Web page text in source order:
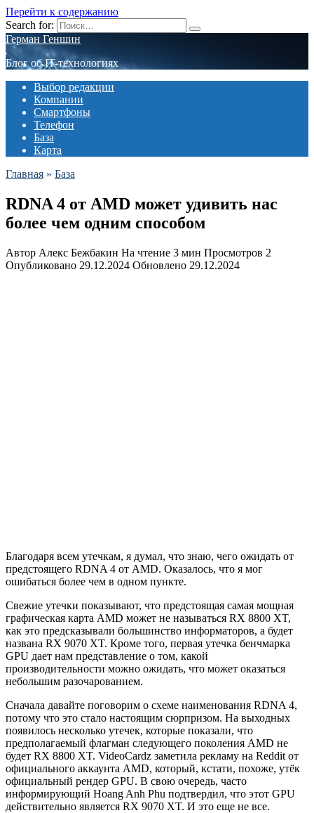
Перейти к содержанию
Search for:
Герман Геншин
Блог об IT-технологиях
Выбор редакции
Компании
Смартфоны
Телефон
База
Карта
Главная » База
RDNA 4 от AMD может удивить нас
более чем одним способом
Автор Алекс Бежбакин На чтение 3 мин Просмотров 2
Опубликовано 29.12.2024 Обновлено 29.12.2024
Благодаря всем утечкам, я думал, что знаю, чего ожидать от
предстоящего RDNA 4 от AMD. Оказалось, что я мог
ошибаться более чем в одном пункте.
Свежие утечки показывают, что предстоящая самая мощная
графическая карта AMD может не называться RX 8800 XT,
как это предсказывали большинство информаторов, а будет
названа RX 9070 XT. Кроме того, первая утечка бенчмарка
GPU дает нам представление о том, какой
производительности можно ожидать, что может оказаться
небольшим разочарованием.
Сначала давайте поговорим о схеме наименования RDNA 4,
потому что это стало настоящим сюрпризом. На выходных
появилось несколько утечек, которые показали, что
предполагаемый флагман следующего поколения AMD не
будет RX 8800 XT. VideoCardz заметила рекламу на Reddit от
официального аккаунта AMD, который, кстати, похоже, утёк
официальный рендер GPU. В свою очередь, часто
информирующий Hoang Anh Phu подтвердил, что этот GPU
действительно является RX 9070 XT. И это еще не все.